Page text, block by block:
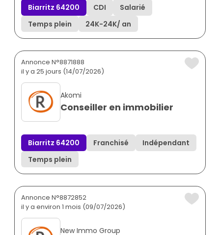
Biarritz 64200 CDI
Salarié
Temps plein
24K-24K/ an
Annonce N°8871888
il y a 25 jours (14/07/2026)
Akomi
Conseiller en immobilier
Biarritz 64200 Franchisé
Indépendant
Temps plein
Annonce N°8872852
il y a environ 1 mois (09/07/2026)
New Immo Group